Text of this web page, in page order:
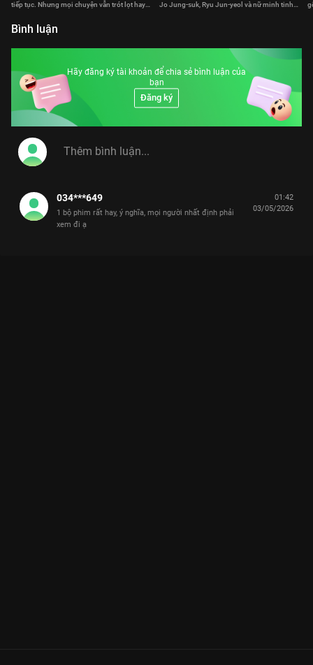
tiếp tục. Nhưng mọi chuyện vẫn trót lọt hay
Jo Jung-suk, Ryu Jun-yeol và nữ minh tinh
Bình luận
Hãy đăng ký tài khoản để chia sẻ bình luận của
bạn
Đăng ký
034***649
1 bộ phim rất hay, ý nghĩa, mọi người nhất định phải
xem đi ạ
01:42
03/05/2026